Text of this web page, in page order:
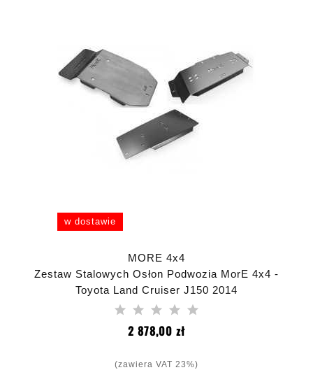
w dostawie
MORE 4x4
Zestaw Stalowych Osłon Podwozia MorE 4x4 -
Toyota Land Cruiser J150 2014
2 878,00 złCena
(zawiera VAT 23%)